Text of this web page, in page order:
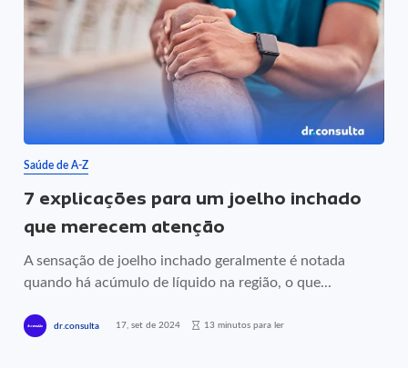
Saúde de A-Z
7 explicações para um joelho inchado
que merecem atenção
A sensação de joelho inchado geralmente é notada
quando há acúmulo de líquido na região, o que...
dr.consulta 17, set de 2024 13 minutos para ler